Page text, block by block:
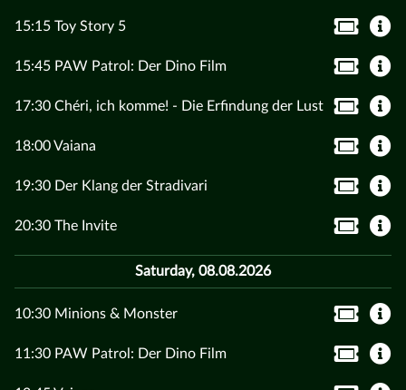
15:15 Toy Story 5
15:45 PAW Patrol: Der Dino Film
17:30 Chéri, ich komme! - Die Erfindung der Lust
18:00 Vaiana
19:30 Der Klang der Stradivari
20:30 The Invite
Saturday, 08.08.2026
10:30 Minions & Monster
11:30 PAW Patrol: Der Dino Film